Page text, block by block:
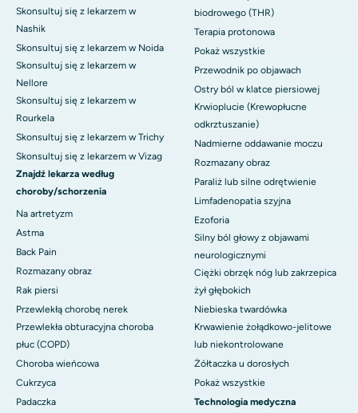
Skonsultuj się z lekarzem w
Nashik
Skonsultuj się z lekarzem w Noida
Skonsultuj się z lekarzem w
Nellore
Skonsultuj się z lekarzem w
Rourkela
Skonsultuj się z lekarzem w Trichy
Skonsultuj się z lekarzem w Vizag
Znajdź lekarza według
choroby/schorzenia
Na artretyzm
Astma
Back Pain
Rozmazany obraz
Rak piersi
Przewlekłą chorobę nerek
Przewlekła obturacyjna choroba
płuc (COPD)
Choroba wieńcowa
Cukrzyca
Padaczka
biodrowego (THR)
Terapia protonowa
Pokaż wszystkie
Przewodnik po objawach
Ostry ból w klatce piersiowej
Krwioplucie (Krewopłucne
odkrztuszanie)
Nadmierne oddawanie moczu
Rozmazany obraz
Paraliż lub silne odrętwienie
Limfadenopatia szyjna
Ezoforia
Silny ból głowy z objawami
neurologicznymi
Ciężki obrzęk nóg lub zakrzepica
żył głębokich
Niebieska twardówka
Krwawienie żołądkowo-jelitowe
lub niekontrolowane
Żółtaczka u dorosłych
Pokaż wszystkie
Technologia medyczna